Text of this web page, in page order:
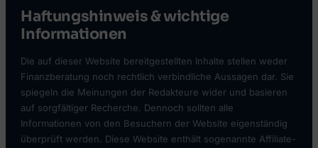
Haftungshinweis & wichtige
Informationen
Die auf dieser Website bereitgestellten Inhalte stellen weder
Finanzberatung noch rechtlich verbindliche Aussagen dar. Sie
spiegeln die Meinungen der Redakteure wider und basieren
auf sorgfältiger Recherche. Dennoch sollten alle
Informationen von den Besuchern der Website eigenständig
überprüft werden. Diese Website enthält sogenannte Affiliate-